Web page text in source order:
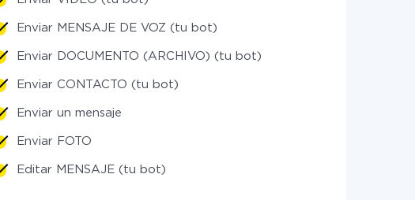
Enviar MENSAJE DE VOZ (tu bot)
Enviar DOCUMENTO (ARCHIVO) (tu bot)
Enviar CONTACTO (tu bot)
Enviar un mensaje
Enviar FOTO
Editar MENSAJE (tu bot)